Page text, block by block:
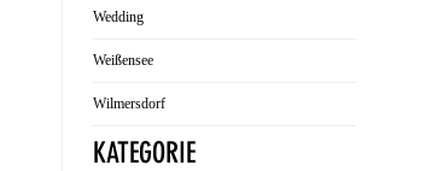
Wedding
Weißensee
Wilmersdorf
KATEGORIE